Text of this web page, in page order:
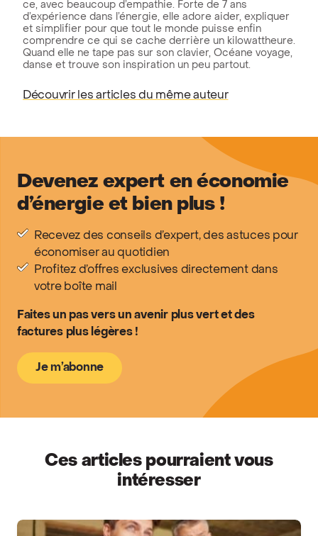
ce, avec beaucoup d’empathie. Forte de 7 ans
d’expérience dans l’énergie, elle adore aider, expliquer
et simplifier pour que tout le monde puisse enfin
comprendre ce qui se cache derrière un kilowattheure.
Quand elle ne tape pas sur son clavier, Océane voyage,
danse et trouve son inspiration un peu partout.
Découvrir les articles du même auteur
Devenez expert en économie
d’énergie et bien plus !
Recevez des conseils d’expert, des astuces pour
économiser au quotidien
Profitez d’offres exclusives directement dans
votre boîte mail
Faites un pas vers un avenir plus vert et des
factures plus légères !
Je m’abonne
Ces articles pourraient vous
intéresser